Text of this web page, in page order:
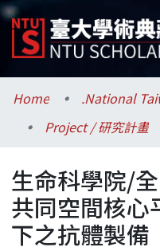
Communities &
Research Outputs
Fundings & Projects
Researchers
Home
Project / 研究計畫
生命科學院/
共同空間核心
下之抗體製備